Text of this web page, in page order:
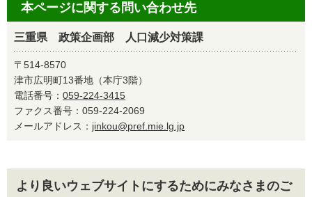
本ページに関する問い合わせ先
三重県 政策企画部 人口減少対策課
〒514-8570
津市広明町13番地（本庁3階）
電話番号： 059-224-3415
ファクス番号：059-224-2069
メールアドレス： jinkou@pref.mie.lg.jp
より良いウェブサイトにするためにみなさまのご